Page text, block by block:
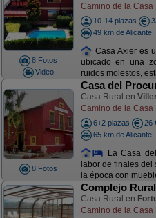
8 Fotos
Video
Camino de la Casa
10-14 plazas
49 km de Alicante
Casa Axier es
ubicado en una
ruidos molestos,
8 Fotos
Casa del
Casa Rural en
Camino de la Casa
6+2 plazas
26
65 km de Alicante
La Casa
labor de finales
la época con
Complejo
Casa Rural en
Camino de la Casa